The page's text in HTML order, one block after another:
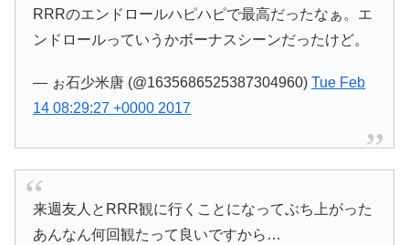
RRRのエンドロールハピハピで最高だったなぁ。エ
ンドロールっていうかボーナスシーンだったけど。
— ぉ石少米唐 (@1635686525387304960)Tue Feb
14 08:29:27 +0000 2017
来週友人とRRR観に行くことになってぶち上がった
あんなん何回観たって良いですから…